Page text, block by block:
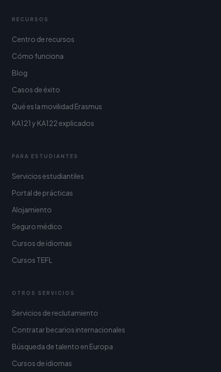
RECURSOS
Centro de recursos
Cómo funciona
Blog
Casos de éxito
Qué es la movilidad Erasmus
KA121 y KA122 explicados
PARA ESTUDIANTES
Servicios estudiantiles
Portal de prácticas
Alojamiento
Seguro médico
Cursos de idiomas
Cursos TEFL
OTROS SERVICIOS
Servicios de reclutamiento
Contratar becarios internacionales
Búsqueda de talento en Europa
Cursos de idiomas